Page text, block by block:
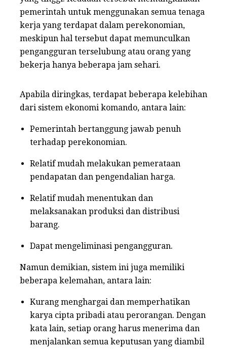
pemerintah untuk menggunakan semua tenaga
kerja yang terdapat dalam perekonomian,
meskipun hal tersebut dapat memunculkan
pengangguran terselubung atau orang yang
bekerja hanya beberapa jam sehari.
Apabila diringkas, terdapat beberapa kelebihan
dari sistem ekonomi komando, antara lain:
Pemerintah bertanggung jawab penuh
terhadap perekonomian.
Relatif mudah melakukan pemerataan
pendapatan dan pengendalian harga.
Relatif mudah menentukan dan
melaksanakan produksi dan distribusi
barang.
Dapat mengeliminasi pengangguran.
Namun demikian, sistem ini juga memiliki
beberapa kelemahan, antara lain:
Kurang menghargai dan memperhatikan
karya cipta pribadi atau perorangan. Dengan
kata lain, setiap orang harus menerima dan
menjalankan semua keputusan yang diambil